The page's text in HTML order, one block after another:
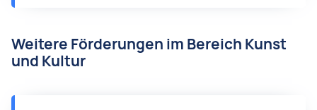
Weitere Förderungen im Bereich Kunst
und Kultur